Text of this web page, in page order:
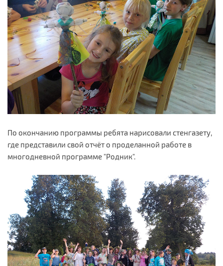
По окончанию программы ребята нарисовали стенгазету,
где представили свой отчёт о проделанной работе в
многодневной программе "Родник".